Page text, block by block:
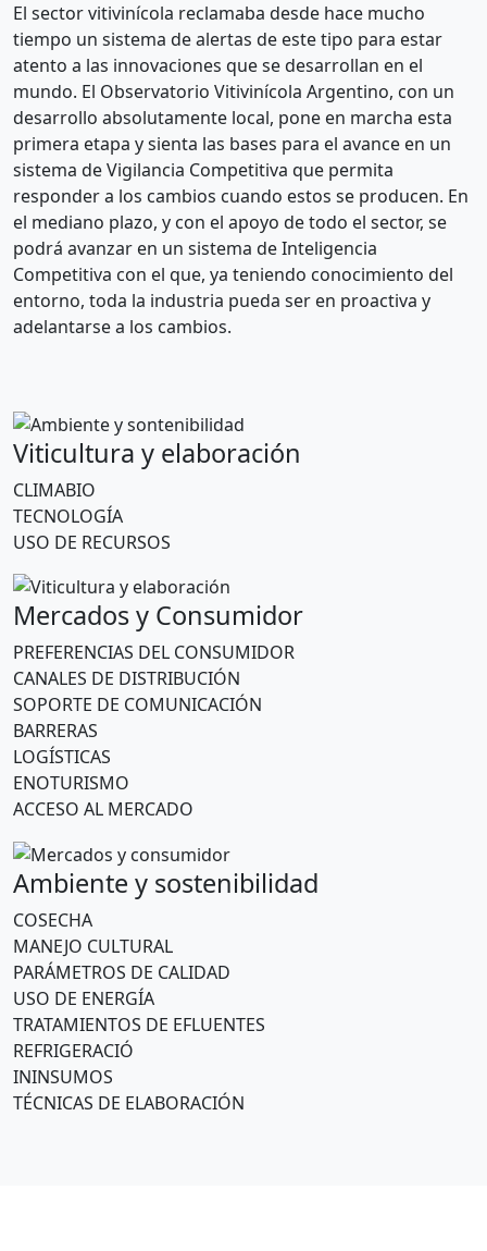
El sector vitivinícola reclamaba desde hace mucho
tiempo un sistema de alertas de este tipo para estar
atento a las innovaciones que se desarrollan en el
mundo. El Observatorio Vitivinícola Argentino, con un
desarrollo absolutamente local, pone en marcha esta
primera etapa y sienta las bases para el avance en un
sistema de Vigilancia Competitiva que permita
responder a los cambios cuando estos se producen. En
el mediano plazo, y con el apoyo de todo el sector, se
podrá avanzar en un sistema de Inteligencia
Competitiva con el que, ya teniendo conocimiento del
entorno, toda la industria pueda ser en proactiva y
adelantarse a los cambios.
Viticultura y elaboración
CLIMABIO
TECNOLOGÍA
USO DE RECURSOS
Mercados y Consumidor
PREFERENCIAS DEL CONSUMIDOR
CANALES DE DISTRIBUCIÓN
SOPORTE DE COMUNICACIÓN
BARRERAS
LOGÍSTICAS
ENOTURISMO
ACCESO AL MERCADO
Ambiente y sostenibilidad
COSECHA
MANEJO CULTURAL
PARÁMETROS DE CALIDAD
USO DE ENERGÍA
TRATAMIENTOS DE EFLUENTES
REFRIGERACIÓ
ININSUMOS
TÉCNICAS DE ELABORACIÓN